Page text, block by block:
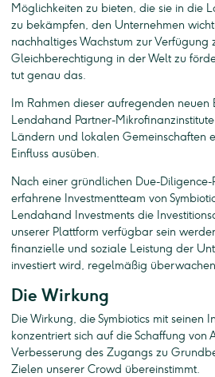
Möglichkeiten zu bieten, die sie in die
zu bekämpfen, den Unternehmen
nachhaltiges Wachstum zur Verfügung
Gleichberechtigung in der Welt zu
tut genau das.
Im Rahmen dieser aufregenden neuen
Lendahand Partner-
Ländern und lokalen Gemeinschaften
Einfluss ausüben.
Nach einer gründlichen Due-
erfahrene Investmentteam von
Lendahand Investments die
unserer Plattform verfügbar sein
finanzielle und soziale Leistung der
investiert wird, regelmäßig
Die Wirkung
Die Wirkung, die Symbiotics mit seinen
konzentriert sich auf die Schaffung von
Verbesserung des Zugangs zu
Zielen unserer Crowd übereinstimmt.